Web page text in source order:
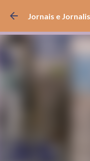
Pular
Jornais e